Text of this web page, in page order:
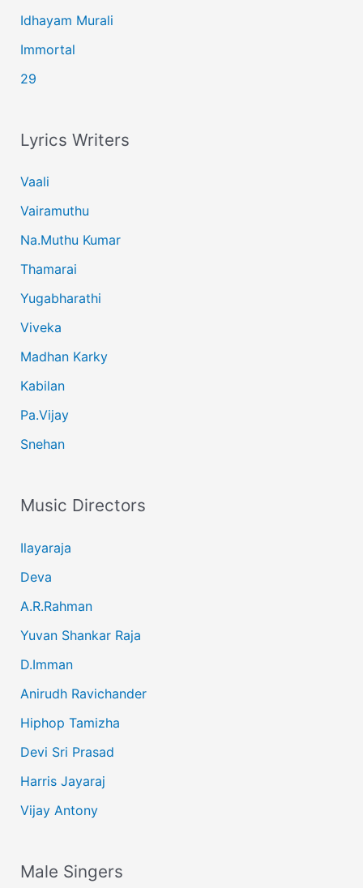
Idhayam Murali
Immortal
29
Lyrics Writers
Vaali
Vairamuthu
Na.Muthu Kumar
Thamarai
Yugabharathi
Viveka
Madhan Karky
Kabilan
Pa.Vijay
Snehan
Music Directors
Ilayaraja
Deva
A.R.Rahman
Yuvan Shankar Raja
D.Imman
Anirudh Ravichander
Hiphop Tamizha
Devi Sri Prasad
Harris Jayaraj
Vijay Antony
Male Singers